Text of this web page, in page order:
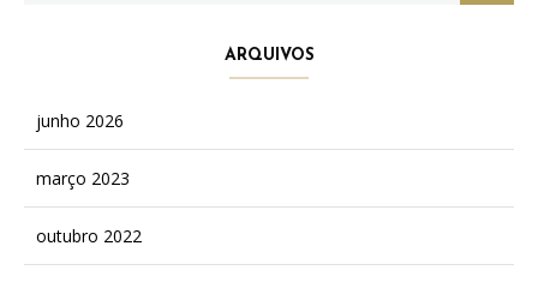
ARQUIVOS
junho 2026
março 2023
outubro 2022